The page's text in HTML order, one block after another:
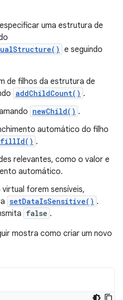
uma estrutura de
e seguindo
de filhos da estrutura de
addChildCount() .
newChild() .
automático do filho
.
relevantes, como o valor e
automático.
forem sensíveis,
setDataIsSensitive() .
false .
mostra como criar um novo